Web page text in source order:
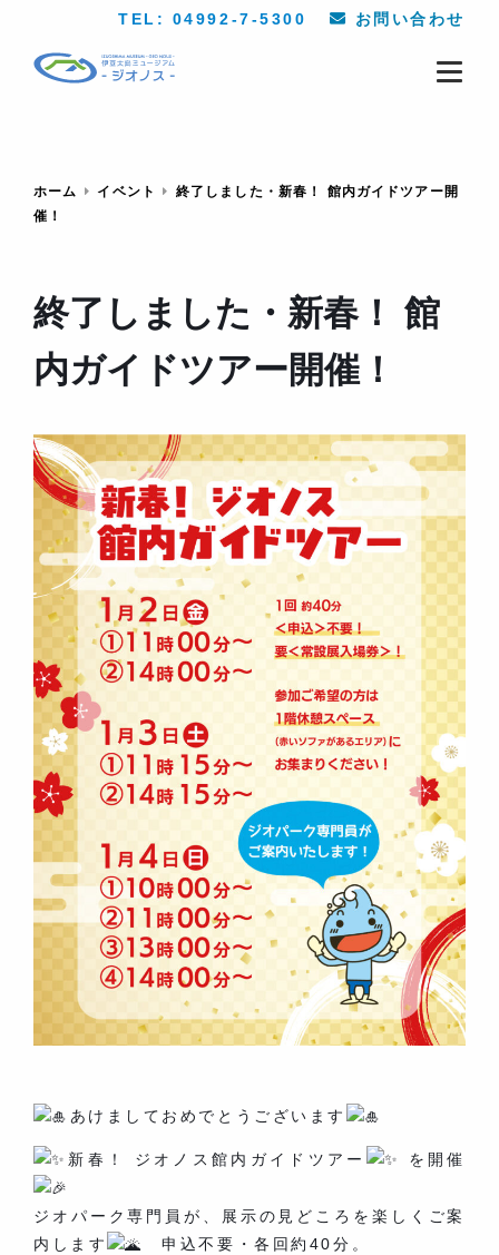
TEL: 04992-7-5300 お問い合わせ
ホーム イベント
終了しました・新春！ 館内ガイドツアー開
催！
終了しました・新春！ 館
内ガイドツアー開催！
あけましておめでとうございます
新春！ ジオノス館内ガイドツアー を開催
ジオパーク専門員が、展示の見どころを楽しくご案
内します
申込不要・各回約40分。